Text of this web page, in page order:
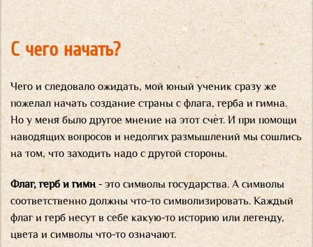
С чего начать?
Чего и следовало ожидать, мой юный ученик сразу же
пожелал начать создание страны с флага, герба и гимна.
Но у меня было другое мнение на этот счет. И при помощи
наводящих вопросов и недолгих размышлений мы сошлись
на том, что заходить надо с другой стороны.
Флаг, герб и гимн- это символы государства. А символы
соответственно должны что-то символизировать. Каждый
флаг и герб несут в себе какую-то историю или легенду,
цвета и символы что-то означают.